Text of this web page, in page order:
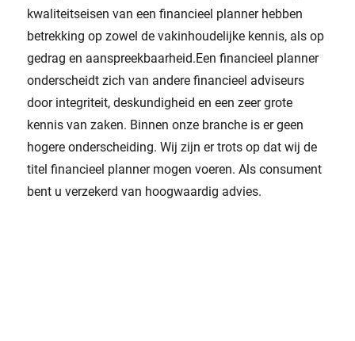
kwaliteitseisen van een financieel planner hebben
betrekking op zowel de vakinhoudelijke kennis, als op
gedrag en aanspreekbaarheid.Een financieel planner
onderscheidt zich van andere financieel adviseurs
door integriteit, deskundigheid en een zeer grote
kennis van zaken. Binnen onze branche is er geen
hogere onderscheiding. Wij zijn er trots op dat wij de
titel financieel planner mogen voeren. Als consument
bent u verzekerd van hoogwaardig advies.